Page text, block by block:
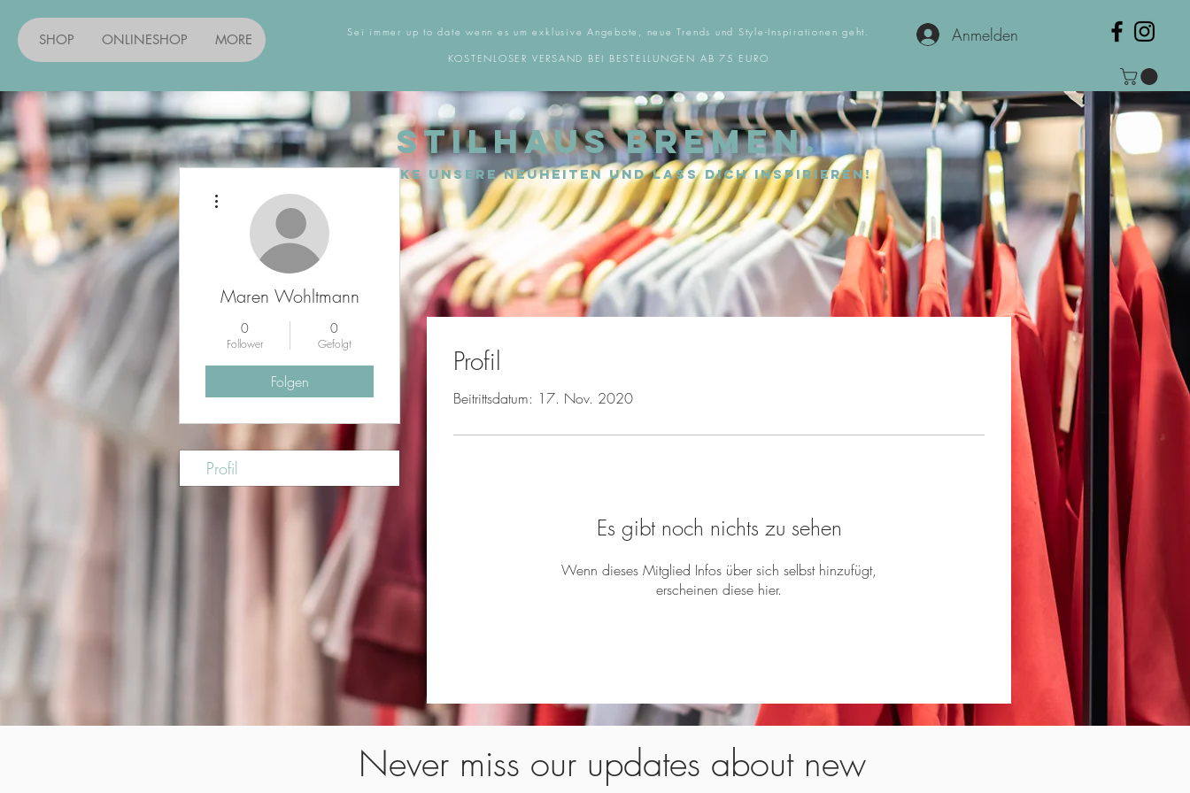
SHOP ONLINESHOP MORE Anmelden
Sei immer up to date wenn es um exklusive Angebote, neue Trends und Style-Inspirationen geht.
KOSTENLOSER VERSAND BEI BESTELLUNGEN AB 75 EURO
STILHAUS BREMEN.
Entdecke unsere Neuheiten und lass dich inspirieren!
Profil
Beitrittsdatum: 17. Nov. 2020
Es gibt noch nichts zu sehen
Wenn dieses Mitglied Infos über sich selbst hinzufügt,
erscheinen diese hier.
Maren Wohltmann
0
Follower
0
Gefolgt
Folgen
Profil
Never miss our updates about new